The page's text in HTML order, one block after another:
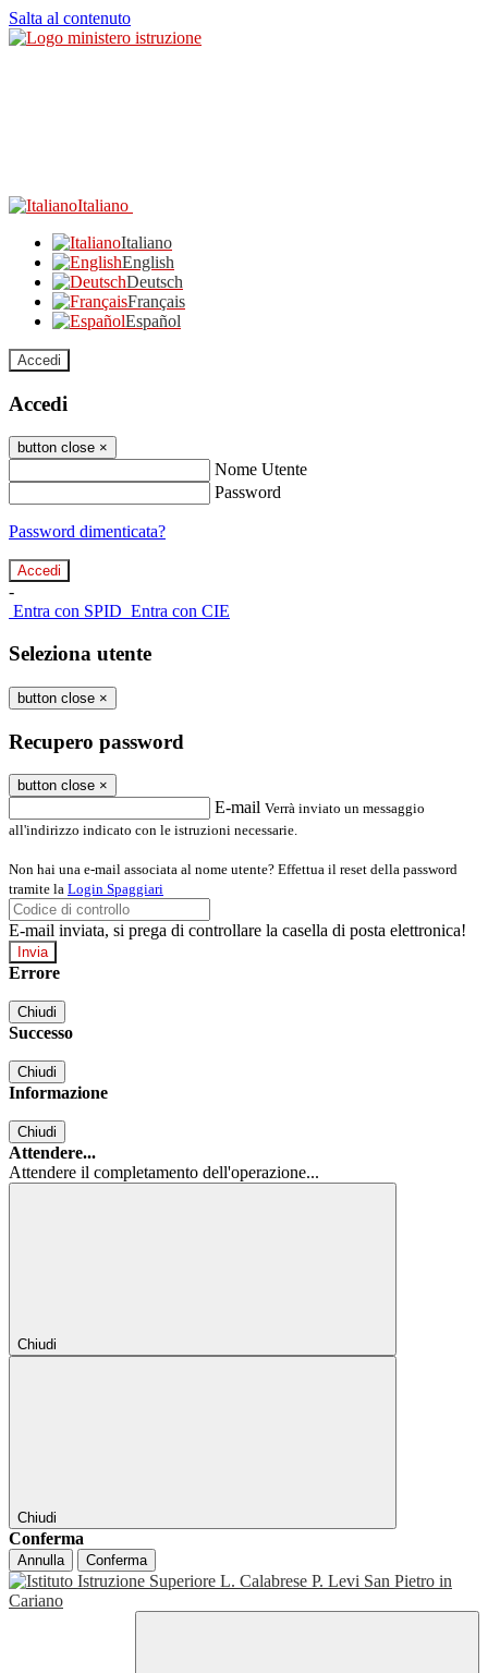
Salta al contenuto
Italiano
Italiano
English
Deutsch
Français
Español
Accedi
Accedi
button close ×
Nome Utente
Password
Password dimenticata?
-
Entra con SPID Entra con CIE
Seleziona utente
button close ×
Recupero password
button close ×
E-mail Verrà inviato un messaggio
all'indirizzo indicato con le istruzioni necessarie.
Non hai una e-mail associata al nome utente? Effettua il reset della password
tramite la Login Spaggiari
E-mail inviata, si prega di controllare la casella di posta elettronica!
Errore
Chiudi
Successo
Chiudi
Informazione
Chiudi
Attendere...
Attendere il completamento dell'operazione...
Chiudi
Chiudi
Conferma
Annulla Conferma